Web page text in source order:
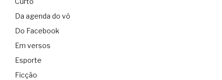
Da agenda do vô
Do Facebook
Em versos
Esporte
Ficção